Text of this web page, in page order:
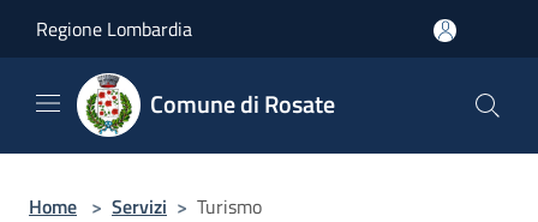
Regione Lombardia
Comune di Rosate
Home > Servizi > Turismo